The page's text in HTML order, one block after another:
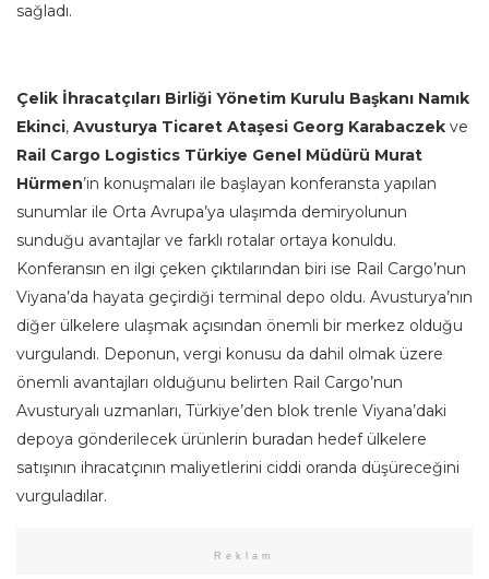
sağladı.
Çelik İhracatçıları Birliği Yönetim Kurulu Başkanı Namık
Ekinci, Avusturya Ticaret Ataşesi Georg Karabaczek ve
Rail Cargo Logistics Türkiye Genel Müdürü Murat
Hürmen’in konuşmaları ile başlayan konferansta yapılan
sunumlar ile Orta Avrupa’ya ulaşımda demiryolunun
sunduğu avantajlar ve farklı rotalar ortaya konuldu.
Konferansın en ilgi çeken çıktılarından biri ise Rail Cargo’nun
Viyana’da hayata geçirdiği terminal depo oldu. Avusturya’nın
diğer ülkelere ulaşmak açısından önemli bir merkez olduğu
vurgulandı. Deponun, vergi konusu da dahil olmak üzere
önemli avantajları olduğunu belirten Rail Cargo’nun
Avusturyalı uzmanları, Türkiye’den blok trenle Viyana’daki
depoya gönderilecek ürünlerin buradan hedef ülkelere
satışının ihracatçının maliyetlerini ciddi oranda düşüreceğini
vurguladılar.
Reklam